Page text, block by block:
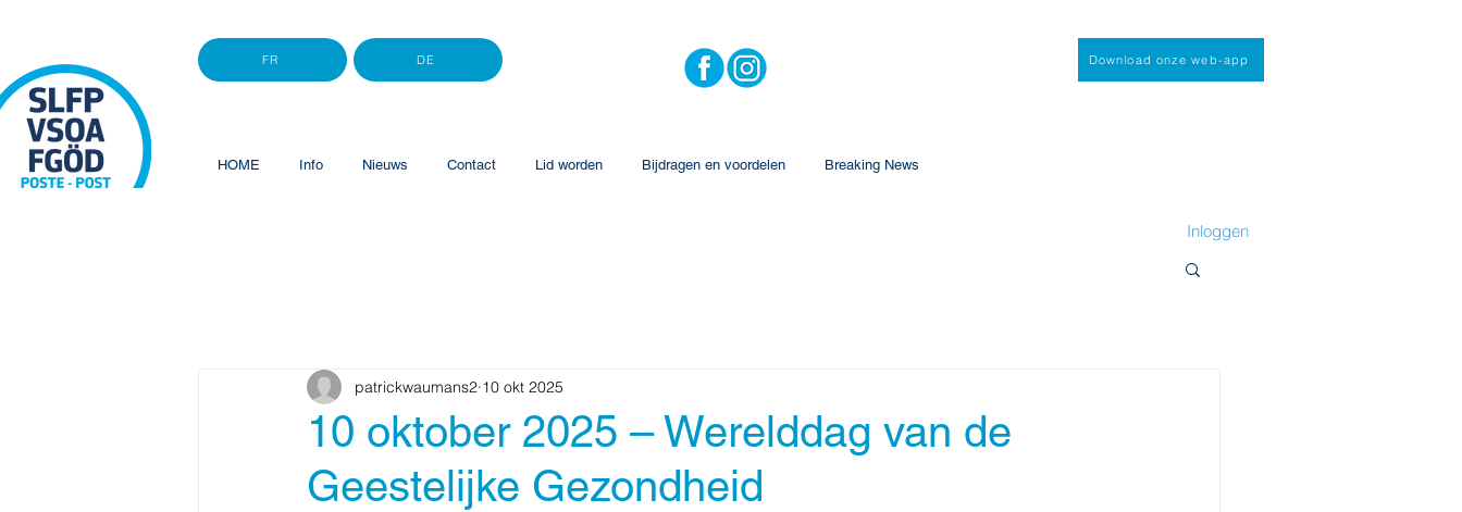
FR DE Download onze web-app
HOME Info Nieuws Contact Lid worden Bijdragen en voordelen Breaking News
Inloggen
10 oktober 2025 – Werelddag van de
Geestelijke Gezondheid
patrickwaumans2 10 okt 2025